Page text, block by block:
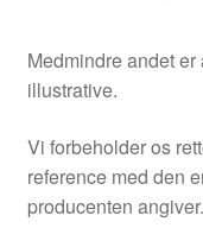
Medmindre andet
illustrative.
Vi forbeholder os
reference med den
producenten angiver.